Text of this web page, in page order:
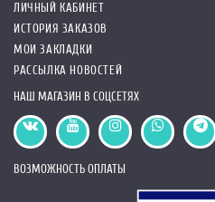
ЛИЧНЫЙ КАБИНЕТ
ИСТОРИЯ ЗАКАЗОВ
МОИ ЗАКЛАДКИ
РАССЫЛКА НОВОСТЕЙ
НАШ МАГАЗИН В СОЦСЕТЯХ
ВОЗМОЖНОСТЬ ОПЛАТЫ